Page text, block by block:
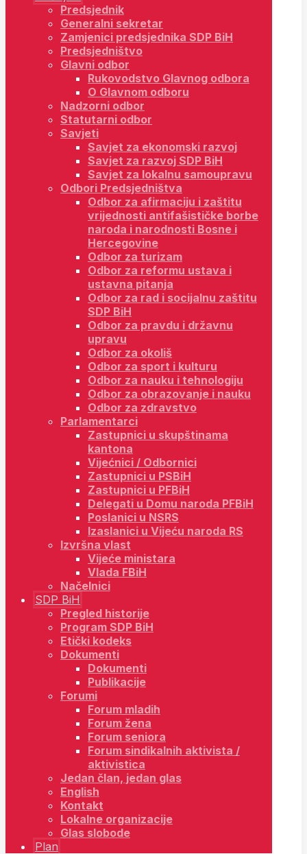
Predsjednik
Generalni sekretar
Zamjenici predsjednika SDP BiH
Predsjedništvo
Glavni odbor
Rukovodstvo Glavnog odbora
O Glavnom odboru
Nadzorni odbor
Statutarni odbor
Savjeti
Savjet za ekonomski razvoj
Savjet za razvoj SDP BiH
Savjet za lokalnu samoupravu
Odbori Predsjedništva
Odbor za afirmaciju i zaštitu
vrijednosti antifašističke borbe
naroda i narodnosti Bosne i
Hercegovine
Odbor za turizam
Odbor za reformu ustava i
ustavna pitanja
Odbor za rad i socijalnu zaštitu
SDP BiH
Odbor za pravdu i državnu
upravu
Odbor za okoliš
Odbor za sport i kulturu
Odbor za nauku i tehnologiju
Odbor za obrazovanje i nauku
Odbor za zdravstvo
Parlamentarci
Zastupnici u skupštinama
kantona
Vijećnici / Odbornici
Zastupnici u PSBiH
Zastupnici u PFBiH
Delegati u Domu naroda PFBiH
Poslanici u NSRS
Izaslanici u Vijeću naroda RS
Izvršna vlast
Vijeće ministara
Vlada FBiH
Načelnici
SDP BiH
Pregled historije
Program SDP BiH
Etički kodeks
Dokumenti
Dokumenti
Publikacije
Forumi
Forum mladih
Forum žena
Forum seniora
Forum sindikalnih aktivista /
aktivistica
Jedan član, jedan glas
English
Kontakt
Lokalne organizacije
Glas slobode
Plan